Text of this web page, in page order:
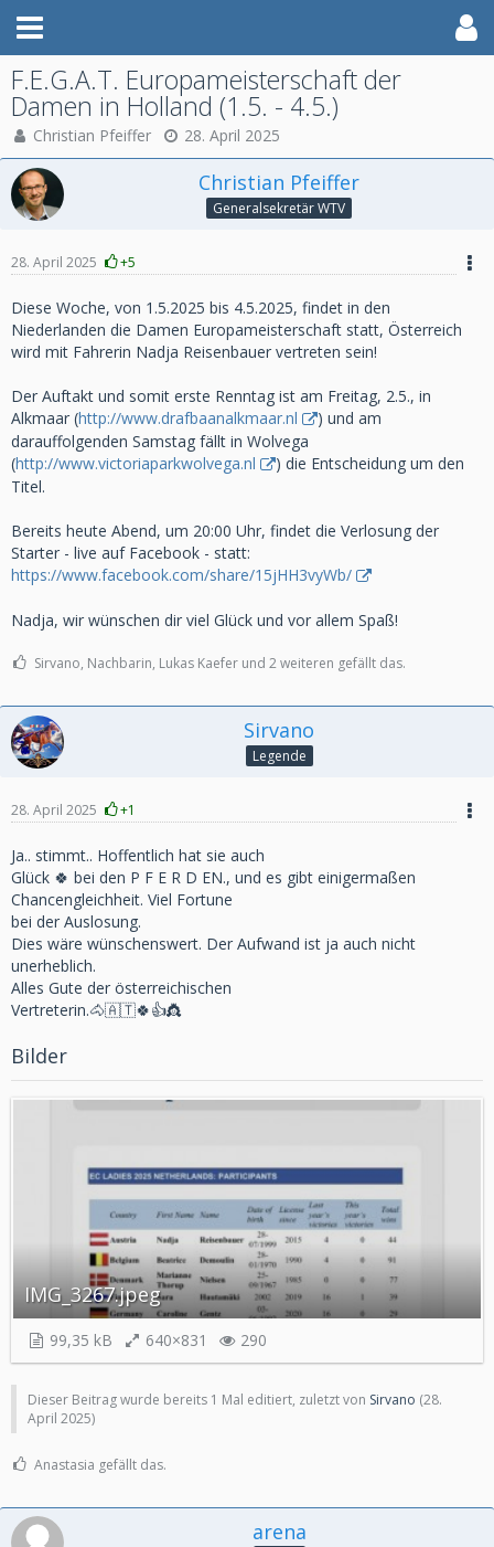
F.E.G.A.T. Europameisterschaft der
Damen in Holland (1.5. - 4.5.)
Christian Pfeiffer 28. April 2025
Christian Pfeiffer
Generalsekretär WTV
28. April 2025 +5
Diese Woche, von 1.5.2025 bis 4.5.2025, findet in den
Niederlanden die Damen Europameisterschaft statt, Österreich
wird mit Fahrerin Nadja Reisenbauer vertreten sein!
Der Auftakt und somit erste Renntag ist am Freitag, 2.5., in
Alkmaar (http://www.drafbaanalkmaar.nl
) und am
darauffolgenden Samstag fällt in Wolvega
(http://www.victoriaparkwolvega.nl
) die Entscheidung um den
Titel.
Bereits heute Abend, um 20:00 Uhr, findet die Verlosung der
Starter - live auf Facebook - statt:
https://www.facebook.com/share/15jHH3vyWb/
Nadja, wir wünschen dir viel Glück und vor allem Spaß!
Sirvano, Nachbarin, Lukas Kaefer und 2 weiteren gefällt das.
Sirvano
Legende
28. April 2025 +1
Ja.. stimmt.. Hoffentlich hat sie auch
Glück 🍀 bei den P F E R D EN., und es gibt einigermaßen
Chancengleichheit. Viel Fortune
bei der Auslosung.
Dies wäre wünschenswert. Der Aufwand ist ja auch nicht
unerheblich.
Alles Gute der österreichischen
Vertreterin.🐴🇦🇹🍀👍👸
Bilder
IMG_3267.jpeg
99,35 kB 640×831 290
Dieser Beitrag wurde bereits 1 Mal editiert, zuletzt von Sirvano (28.
April 2025)
Anastasia gefällt das.
arena